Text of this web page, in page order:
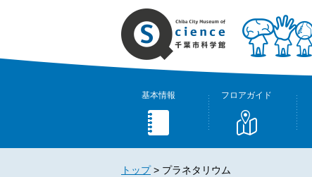
基本情報 フロアガイド
トップ> プラネタリウム